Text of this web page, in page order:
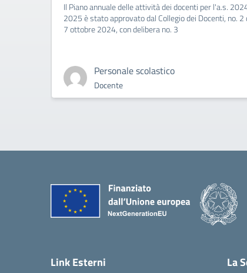
Il Piano annuale delle attività dei docenti per l'a.s.
2025 è stato approvato dal Collegio dei Docenti, no. 2
7 ottobre 2024, con delibera no. 3
Personale scolastico
Docente
Link Esterni La